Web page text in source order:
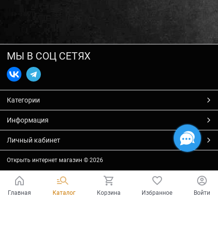
МЫ В СОЦ СЕТЯХ
Категории
Информация
Личный кабинет
Открыть интернет магазин © 2026
Главная Каталог Корзина Избранное Войти